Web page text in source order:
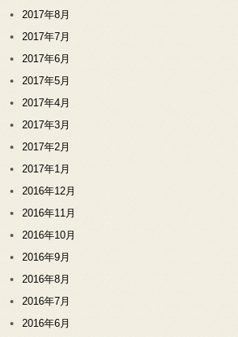
2017年8月
2017年7月
2017年6月
2017年5月
2017年4月
2017年3月
2017年2月
2017年1月
2016年12月
2016年11月
2016年10月
2016年9月
2016年8月
2016年7月
2016年6月